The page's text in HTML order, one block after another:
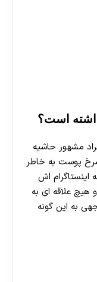
داشته است؟
مشهور حاشیه
سرخ پوست به خاطر
اش
هیچ علاقه ای به
به این گونه